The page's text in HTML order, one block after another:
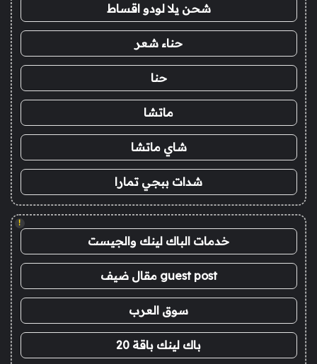
شحن يلا لودو اقساط
حناء شعر
حنا
ماتشا
شاي ماتشا
شدات ببجي تمارا
!
خدمات الباك لينك والجيست
guest post مقال ضيف
سوق العرب
باك لينك باقة 20